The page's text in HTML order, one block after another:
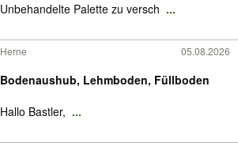
Unbehandelte Palette zu versch ...
Herne 05.08.2026
Bodenaushub, Lehmboden, Füllboden
Hallo Bastler, ...